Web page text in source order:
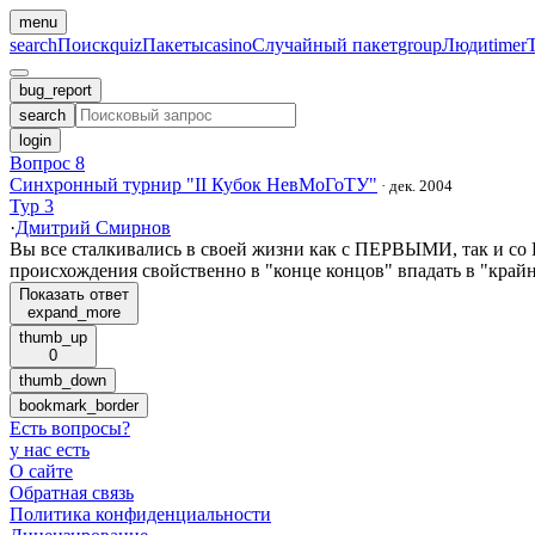
menu
searchПоискquizПакетыcasinoСлучайный пакетgroupЛюдиtimer
bug_report
search
login
Вопрос 8
Синхронный турнир "II Кубок НевМоГоТУ" · дек. 2004
Тур 3
·Дмитрий Смирнов
Вы все сталкивались в своей жизни как с ПЕРВЫМИ, так и
происхождения свойственно в "конце концов" впадать в
Показать ответ
expand_more
thumb_up
0
thumb_down
bookmark_border
Есть вопросы?
у нас есть
О сайте
Обратная связь
Политика конфиденциальности